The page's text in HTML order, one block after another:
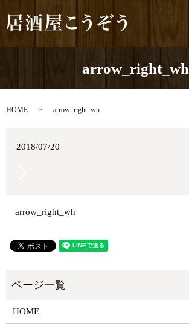
arrow_right_wh
HOME arrow_right_wh
2018/07/20
arrow_right_wh
HOME